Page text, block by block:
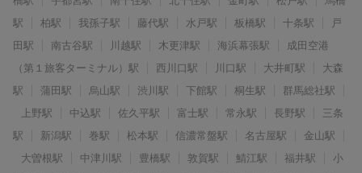
駅
柏駅 我孫子駅 藤代駅 水戸駅 板橋駅 十条駅
戸
田駅
南古谷駅 川越駅 木更津駅 海浜幕張駅
成田空港
（第１旅客ターミナル）駅
西川口駅 川口駅 大井町駅
大森
駅
蒲田駅 烏山駅 渋川駅 下館駅 桐生駅
群馬総社駅
上野駅
中込駅 佐久平駅 富士駅 常永駅 長野駅
三条
駅
新潟駅 巻駅 松本駅 信濃常盤駅 名古屋駅
金山駅
大曽根駅
中津川駅 豊橋駅 敦賀駅 鯖江駅 福井駅
小